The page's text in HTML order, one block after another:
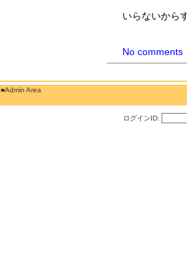
いらないから
No comments
■Admin Area
ログインID: